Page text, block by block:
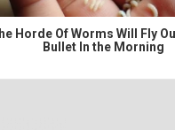
Horde Of Worms Will Fly
Bullet In the Morning